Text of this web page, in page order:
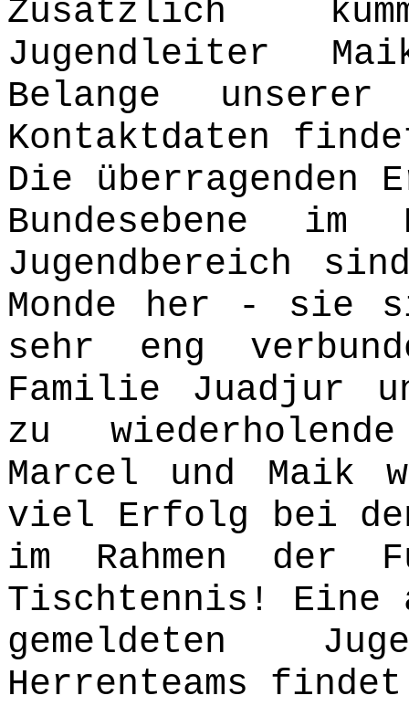
Zusätzlich
Jugendleiter
Belange unserer
Kontaktdaten
Die überragenden
Bundesebene
Jugendbereich
Monde her - sie
sehr eng
Familie Juadjur
zu
Marcel und Maik
viel Erfolg bei den
im Rahmen der
Tischtennis! Eine
gemeldeten
Herrenteams